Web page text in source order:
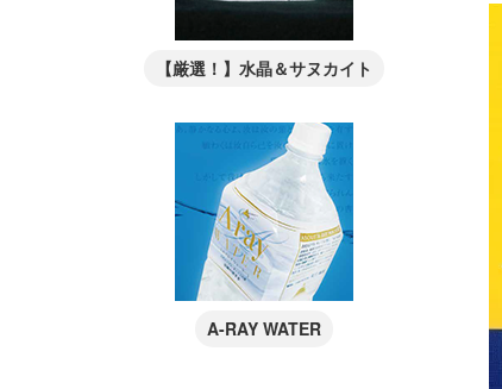
【厳選！】水晶＆サヌカイト
A-RAY WATER